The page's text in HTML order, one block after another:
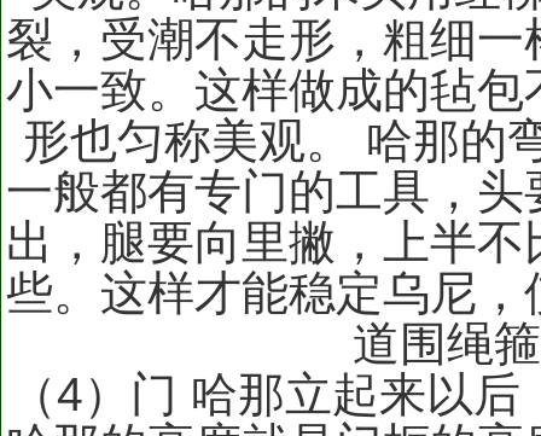
裂，受潮不走形，粗细
小一致。这样做成的毡
形也匀称美观。 哈那的
一般都有专门的工具，
出，腿要向里撇，上半
些。这样才能稳定乌尼
道围绳
（4）门 哈那立起来以